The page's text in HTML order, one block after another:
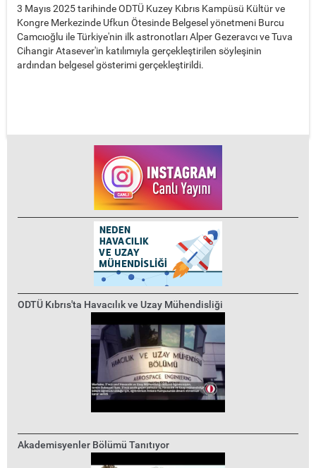
3 Mayıs 2025 tarihinde ODTÜ Kuzey Kıbrıs Kampüsü Kültür ve
Kongre Merkezinde Ufkun Ötesinde Belgesel yönetmeni Burcu
Camcıoğlu ile Türkiye'nin ilk astronotları Alper Gezeravcı ve Tuva
Cihangir Atasever'in katılımıyla gerçekleştirilen söyleşinin
ardından belgesel gösterimi gerçekleştirildi.
ODTÜ Kıbrıs'ta Havacılık ve Uzay Mühendisliği
Akademisyenler Bölümü Tanıtıyor